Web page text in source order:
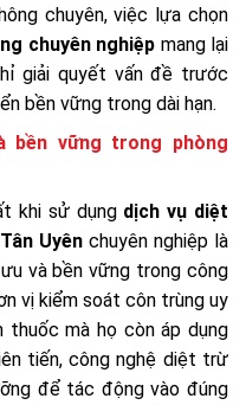
chuyên, việc lựa chọn
chuyên nghiệp mang lại
giải quyết vấn đề trước
bền vững trong dài hạn.
bền vững trong phòng
khi sử dụng dịch vụ diệt
Uyênchuyên nghiệp là
và bền vững trong công
vị kiểm soát côn trùng uy
thuốc mà họ còn áp dụng
tiến, công nghệ diệt trừ
để tác động vào đúng